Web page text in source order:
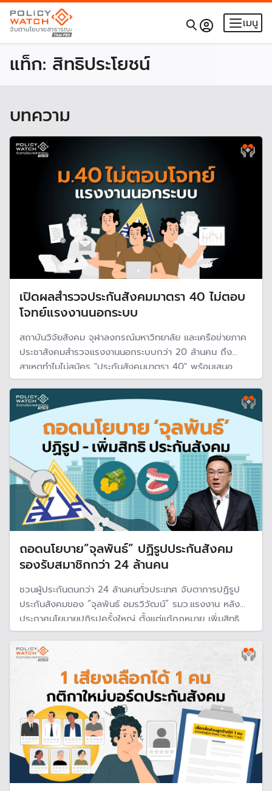
เมนู
แท็ก: สิทธิประโยชน์
บทความ
เปิดผลสำรวจประกันสังคมมาตรา 40 ไม่ตอบ
โจทย์แรงงานนอกระบบ
สถาบันวิจัยสังคม จุฬาลงกรณ์มหาวิทยาลัย และเครือข่ายภาค
ประชาสังคมสำรวจแรงงานนอกระบบกว่า 20 ล้านคน ถึง
สาเหตุทำไมไม่สมัคร "ประกันสังคมมาตรา 40" พร้อมเสนอ
ปฏิรูปสิทธิประโยชน์มาตรา 40 เป็นสวัสดิการพื้นฐาน
ถอดนโยบาย”จุลพันธ์” ปฏิรูปประกันสังคม
รองรับสมาชิกกว่า 24 ล้านคน
ชวนผู้ประกันตนกว่า 24 ล้านคนทั่วประเทศ จับตาการปฏิรูป
ประกันสังคมของ “จุลพันธ์ อมรวิวัฒน์” รมว.แรงงาน หลัง
ประกาศนโยบายปฏิรูปครั้งใหญ่ ตั้งแต่แก้กฎหมาย เพิ่มสิทธิ
ประโยชน์ผู้ประกันตน และเดินหน้าสูตรบำนาญรองรับสังคมผู้สูง
อายุ พร้อมปฎิรูปการบริหารกองทุนใหม่ ให้เป็น "อิสระ-มือ
อาชีพ"